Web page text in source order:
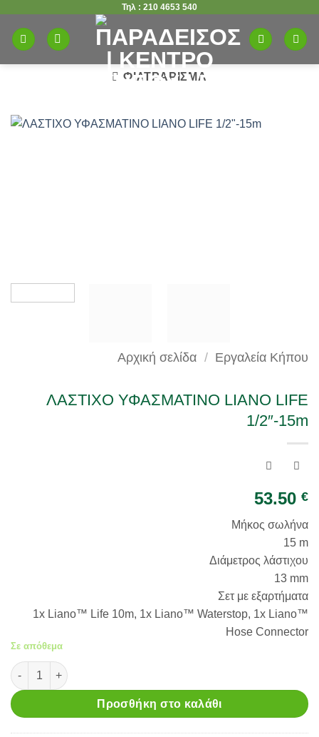
στο
περιεχόμενο
Τηλ : 210 4653 540
ΦΙΛΤΡΆΡΙΣΜΑ
Αρχική σελίδα / Εργαλεία Κήπου
ΛΑΣΤΙΧΟ ΥΦΑΣΜΑΤΙΝΟ LIANO LIFE
1/2″-15m
53.50 €
Μήκος σωλήνα
15 m
Διάμετρος λάστιχου
13 mm
Σετ με εξαρτήματα
1x Liano™ Life 10m, 1x Liano™ Waterstop, 1x Liano™
Hose Connector
Σε απόθεμα
ΛΑΣΤΙΧΟ ΥΦΑΣΜΑΤΙΝΟ LIANO LIFE 1/2"-15m ποσότητα
Προσθήκη στο καλάθι